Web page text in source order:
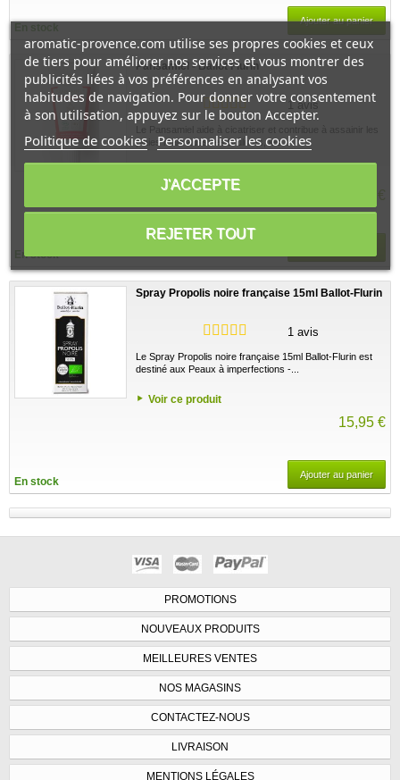
Ajouter au panier
Pansamiel - Ballot Flurin
1 avis
Le Pansamiel aide à cicatriser et contribue à assainir les
plaies mais aussi les brûlures, les...
10,99 €
En stock
Spray Propolis noire française 15ml Ballot-Flurin
1 avis
Le Spray Propolis noire française 15ml Ballot-Flurin est
destiné aux Peaux à imperfections -...
Voir ce produit
15,95 €
En stock
Ajouter au panier
PROMOTIONS
NOUVEAUX PRODUITS
MEILLEURES VENTES
NOS MAGASINS
CONTACTEZ-NOUS
LIVRAISON
MENTIONS LÉGALES
aromatic-provence.com utilise ses propres cookies et ceux
de tiers pour améliorer nos services et vous montrer des
publicités liées à vos préférences en analysant vos
habitudes de navigation. Pour donner votre consentement
à son utilisation, appuyez sur le bouton Accepter.
Politique de cookies Personnaliser les cookies
REJETER TOUT
J'ACCEPTE